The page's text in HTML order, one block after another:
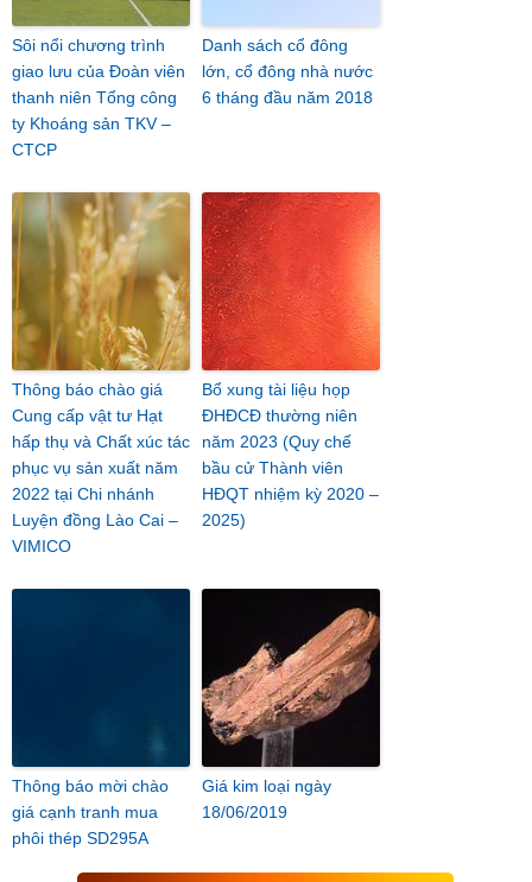
Sôi nổi chương trình
giao lưu của Đoàn viên
thanh niên Tổng công
ty Khoáng sản TKV –
CTCP
Danh sách cổ đông
lớn, cổ đông nhà nước
6 tháng đầu năm 2018
Thông báo chào giá
Cung cấp vật tư Hạt
hấp thụ và Chất xúc tác
phục vụ sản xuất năm
2022 tại Chi nhánh
Luyện đồng Lào Cai –
VIMICO
Bổ xung tài liệu họp
ĐHĐCĐ thường niên
năm 2023 (Quy chế
bầu cử Thành viên
HĐQT nhiệm kỳ 2020 –
2025)
Thông báo mời chào
giá cạnh tranh mua
phôi thép SD295A
Giá kim loại ngày
18/06/2019